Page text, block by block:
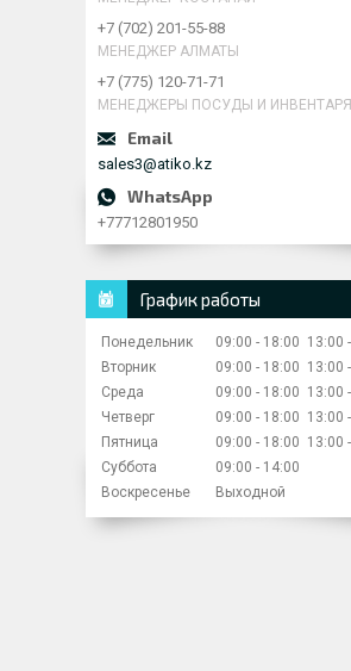
+7 (702) 201-55-88
МЕНЕДЖЕР АЛМАТЫ
+7 (775) 120-71-71
МЕНЕДЖЕРЫ ПОСУДЫ И ИНВЕНТАРЯ
sales3@atiko.kz
+77712801950
График работы
Понедельник 09:00 18:00 13:00
Вторник
09:00 18:00 13:00
Среда
09:00 18:00 13:00
Четверг
09:00 18:00 13:00
Пятница
09:00 18:00 13:00
Суббота
09:00
14:00
Воскресенье
Выходной